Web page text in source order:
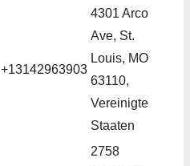
+13142963903
4301 Arco
Ave, St.
Louis, MO
63110,
Vereinigte
Staaten
2758